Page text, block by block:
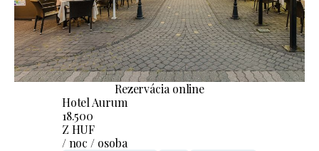
Rezervácia online
Hotel Aurum
18.500
Z HUF
/ noc / osoba